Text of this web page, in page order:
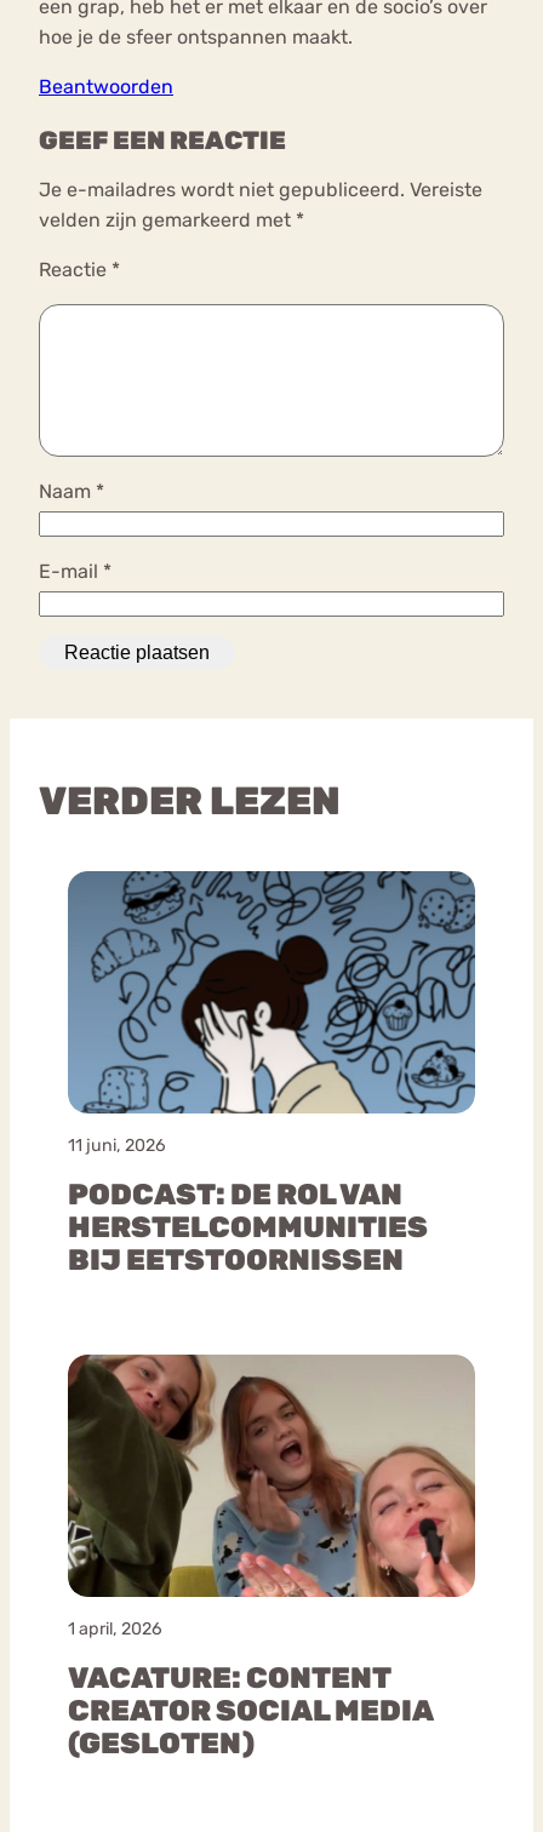
een grap, heb het er met elkaar en de socio’s over
hoe je de sfeer ontspannen maakt.
Beantwoorden
GEEF EEN REACTIE
Je e-mailadres wordt niet gepubliceerd. Vereiste
velden zijn gemarkeerd met *
Reactie *
Naam *
E-mail *
VERDER LEZEN
11 juni, 2026
PODCAST: DE ROL VAN
HERSTELCOMMUNITIES
BIJ EETSTOORNISSEN
1 april, 2026
VACATURE: CONTENT
CREATOR SOCIAL MEDIA
(GESLOTEN)